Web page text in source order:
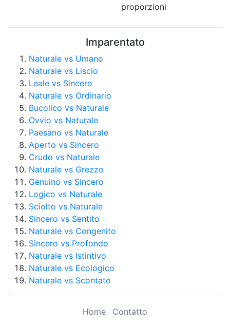
proporzioni
Imparentato
Naturale vs Umano
Naturale vs Liscio
Leale vs Sincero
Naturale vs Ordinario
Bucolico vs Naturale
Ovvio vs Naturale
Paesano vs Naturale
Aperto vs Sincero
Crudo vs Naturale
Naturale vs Grezzo
Genuino vs Sincero
Logico vs Naturale
Sciolto vs Naturale
Sincero vs Sentito
Naturale vs Congenito
Sincero vs Profondo
Naturale vs Istintivo
Naturale vs Ecologico
Naturale vs Scontato
Home Contatto